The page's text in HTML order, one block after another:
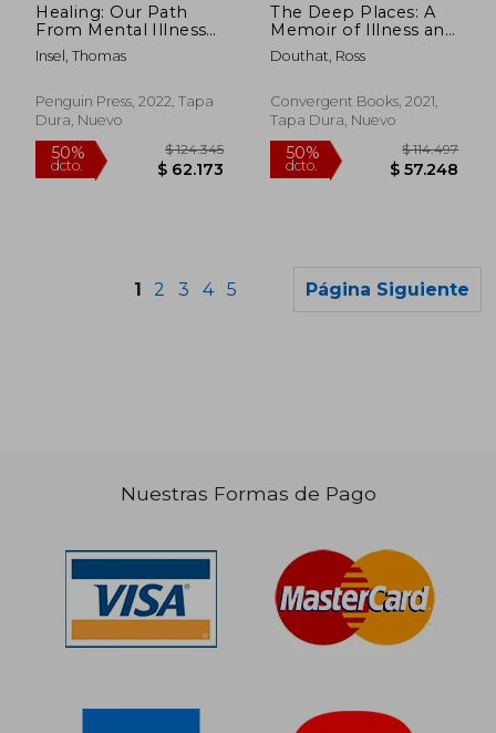
50%
dcto.
$ 810.621 50%
dcto.
dcto.
$ 87.686
$ 43.843
50%
dcto. $
Healing: Our Path
From Mental Illness
to Mental Health (en
Inglés)
Insel, Thomas
Penguin Press, 2022, Tapa
Dura, Nuevo
The Deep Places: A
Memoir of Illness and
Discovery (en Inglés)
Douthat, Ross
Convergent Books, 2021,
Tapa Dura, Nuevo
1 2 3 4 5 Página Siguiente
Nuestras Formas de Pago